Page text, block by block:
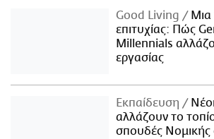
Good Living
Μια
επιτυχίας: Πώς
Millennials
εργασίας
Εκπαίδευση
αλλάζουν το
σπουδές